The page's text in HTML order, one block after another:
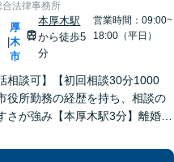
合法律事務所
厚
木
市
本厚木駅
から徒歩5
分
営業時間：09:00~
18:00（平日）
相談可】【初回相談30分1000
役所勤務の経歴を持ち、相談の
さが強み【本厚木駅3分】離婚・
など幅広く対応。面談の際に